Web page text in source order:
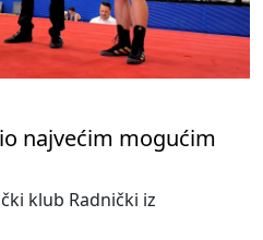
najvećim mogućim
klub Radnički iz